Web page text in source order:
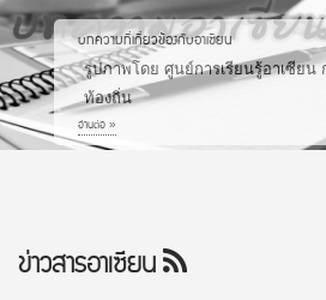
บทความที่เกี่ยวข้องกับอาเซียน
รูปภาพโดย ศูนย์การเรียนรู้อาเซียน
ท้องถิ่น
อ่านต่อ »
ข่าวสารอาเซียน